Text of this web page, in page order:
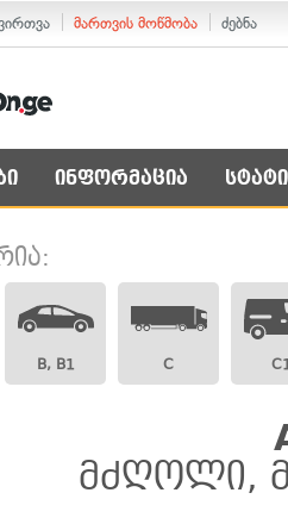
მართვის მოწმობა ძებნა
ინფორმაცია
B, B1 C
მძღოლი,